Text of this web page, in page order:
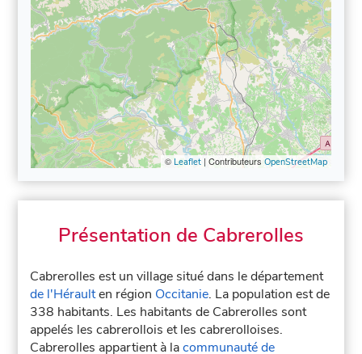
© Leaflet| Contributeurs OpenStreetMap
Présentation de Cabrerolles
Cabrerolles est un village situé dans le département
de l'Héraulten région Occitanie. La population est de
338 habitants. Les habitants de Cabrerolles sont
appelés les cabrerollois et les cabrerolloises.
Cabrerolles appartient à lacommunauté de